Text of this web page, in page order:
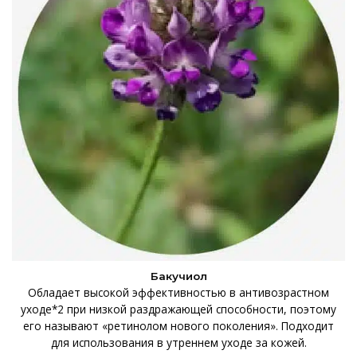
Бакучиол
Обладает высокой эффективностью в антивозрастном
уходе*2 при низкой раздражающей способности, поэтому
его называют «ретинолом нового поколения». Подходит
для использования в утреннем уходе за кожей.